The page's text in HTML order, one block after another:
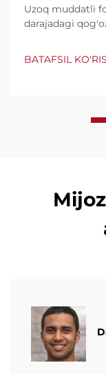
Uzoq muddatli
darajadagi
BATAFSIL